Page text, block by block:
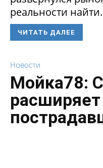
реальности
ЧИТАТЬ ДАЛЕЕ
Новости
Мойка78: